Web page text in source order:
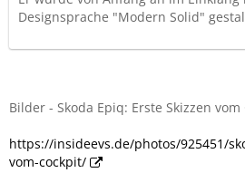
Designsprache "Modern Solid"
Bilder - Skoda Epiq: Erste Skizzen vom
https://insideevs.de/photos/925451/
vom-cockpit/